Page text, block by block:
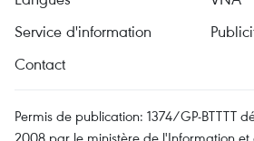
Service d'information
Contact
Permis de publication: 1374/GP-BTTTT
2008 par le ministère de l'Information